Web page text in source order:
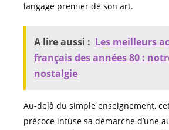
langage premier de son art.
A lire aussi : Les meilleurs
français des années 80 :
nostalgie
Au-delà du simple enseignement,
précoce infuse sa démarche d’une